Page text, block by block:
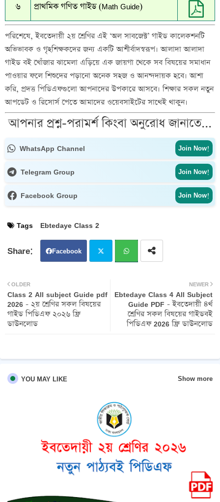
৬
প্রাথমিক গণিত গাইড (Math Guide)
পরিশেষে, ইবতেদায়ী ২য় শ্রেণির এই ‘অল সাবজেক্ট’ গাইড কালেকশনটি
অভিভাবক ও গৃহশিক্ষকদের জন্য একটি আশীর্বাদস্বরূপ। আলাদা আলাদা
গাইড বই খোঁজার ঝামেলা এড়িয়ে এক জায়গা থেকে সব বিষয়ের সমাধান
পাওয়ার ফলে শিশুদের পড়ানো অনেক সহজ ও আনন্দদায়ক হবে। আশা
করি, প্রদত্ত পিডিএফগুলো আপনাদের উপকারে আসবে। শিক্ষার সকল নতুন
আপডেট ও রিসোর্স পেতে আমাদের ওয়েবসাইটের সাথেই থাকুন।
আপনার প্রশ্ন-পরামর্শ কিংবা অনুরোধ জানাতে...
WhatsApp Channel Join Now!
Telegram Group Join Now!
Facebook Group Join Now!
Tags Ebtedaye Class 2
Facebook
ter atsa
pp
NEWER
Ebtedaye Class 4 All Subject
Guide PDF - ইবতেদায়ী ৪র্থ
শ্রেণির সকল বিষয়ের গাইডবই
পিডিএফ 2026 ফ্রি ডাউনলোড
OLDER
Class 2 All subject Guide pdf
2026 - ২য় শ্রেণির সকল বিষয়ের
গাইড পিডিএফ ২০২৬ ফ্রি
ডাউনলোড
YOU MAY LIKE Show more